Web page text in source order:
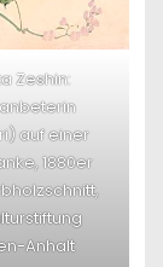
Zeshin:
auf einer
1880er
Anhalt